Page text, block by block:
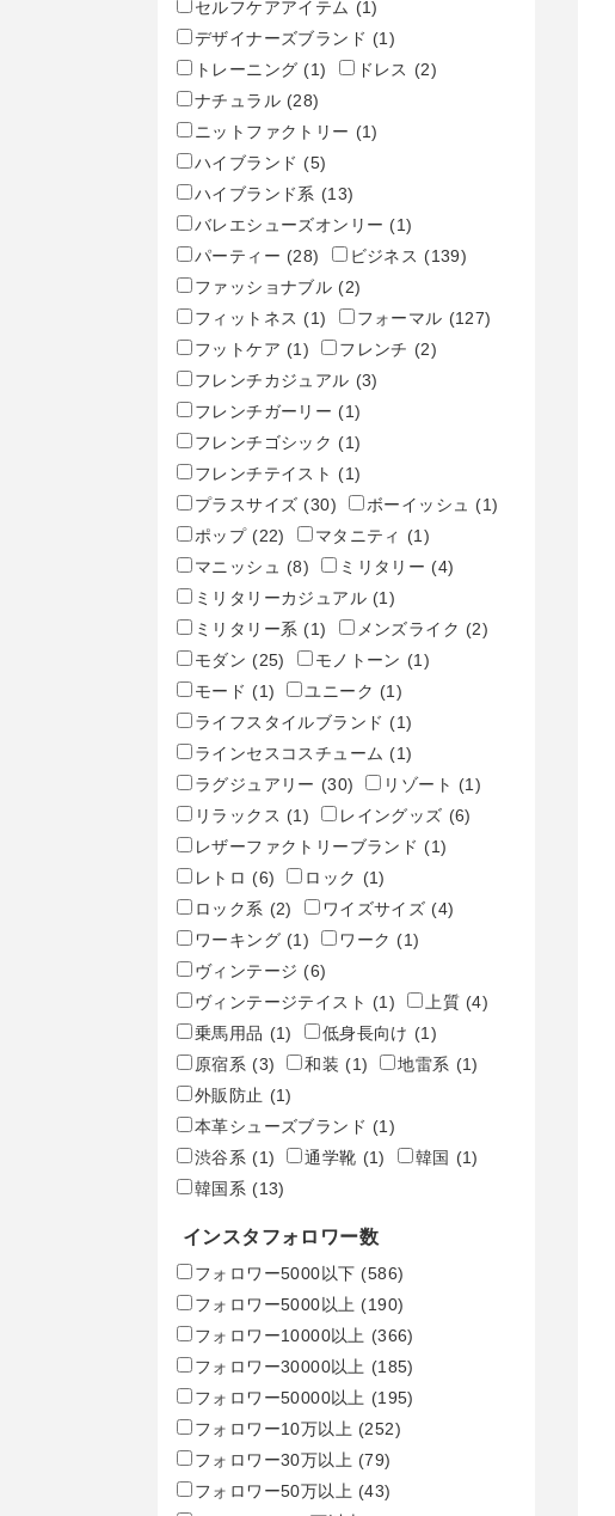
セルフケアアイテム (1)
デザイナーズブランド (1)
トレーニング (1) ドレス (2)
ナチュラル (28)
ニットファクトリー (1)
ハイブランド (5)
ハイブランド系 (13)
バレエシューズオンリー (1)
パーティー (28) ビジネス (139)
ファッショナブル (2)
フィットネス (1) フォーマル (127)
フットケア (1) フレンチ (2)
フレンチカジュアル (3)
フレンチガーリー (1)
フレンチゴシック (1)
フレンチテイスト (1)
プラスサイズ (30) ボーイッシュ (1)
ポップ (22) マタニティ
(1)
マニッシュ (8) ミリタリー (4)
ミリタリーカジュアル (1)
ミリタリー系 (1) メンズライク (2)
モダン (25) モノトーン (1)
モード (1) ユニーク (1)
ライフスタイルブランド (1)
ラインセスコスチューム (1)
ラグジュアリー (30) リゾート (1)
リラックス (1) レイングッズ (6)
レザーファクトリーブランド (1)
レトロ (6) ロック (1)
ロック系 (2) ワイズサイズ (4)
ワーキング (1) ワーク (1)
ヴィンテージ (6)
ヴィンテージテイスト (1) 上質 (4)
乗馬用品 (1) 低身長向け (1)
原宿系 (3) 和装 (1) 地雷系 (1)
外販防止 (1)
本革シューズブランド (1)
渋谷系 (1) 通学靴 (1) 韓国 (1)
韓国系 (13)
インスタフォロワー数
フォロワー5000以下 (586)
フォロワー5000以上 (190)
フォロワー10000以上 (366)
フォロワー30000以上 (185)
フォロワー50000以上 (195)
フォロワー10万以上 (252)
フォロワー30万以上 (79)
フォロワー50万以上 (43)